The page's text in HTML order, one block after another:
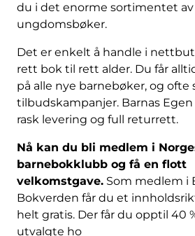
du i det enorme sortimentet av
ungdomsbøker.
Det er enkelt å handle i
rett bok til rett alder. Du får
på alle nye barnebøker, og ofte
tilbudskampanjer. Barnas
rask levering og full returrett.
Nå kan du bli medlem i
barnebokklubb og få en flott
velkomstgave. Som medlem i
Bokverden får du et
helt gratis. Der får du opptil 40
utvalgte ho